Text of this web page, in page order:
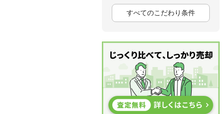
すべてのこだわり条件